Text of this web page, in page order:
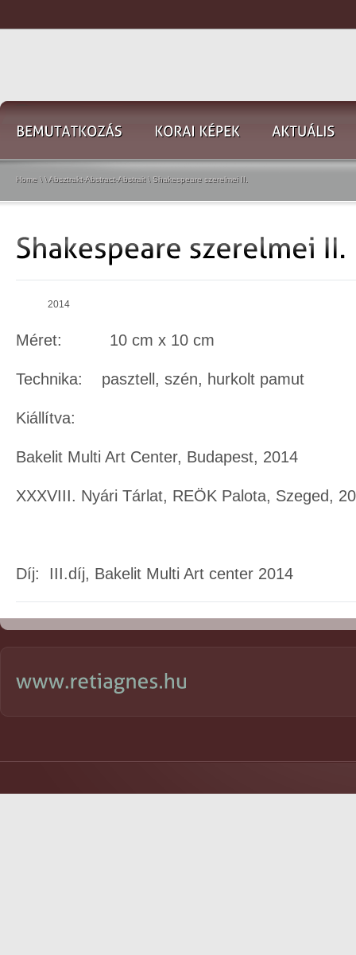
Home \ \ Absztrakt-Abstract-Abstrait\ Shakespeare szerelmei II.
2014
Méret: 10 cm x 10 cm
Technika: pasztell, szén, hurkolt pamut
Kiállítva:
Bakelit Multi Art Center, Budapest, 2014
XXXVIII. Nyári Tárlat, REÖK Palota, Szeged,
Díj: III.díj, Bakelit Multi Art center 2014